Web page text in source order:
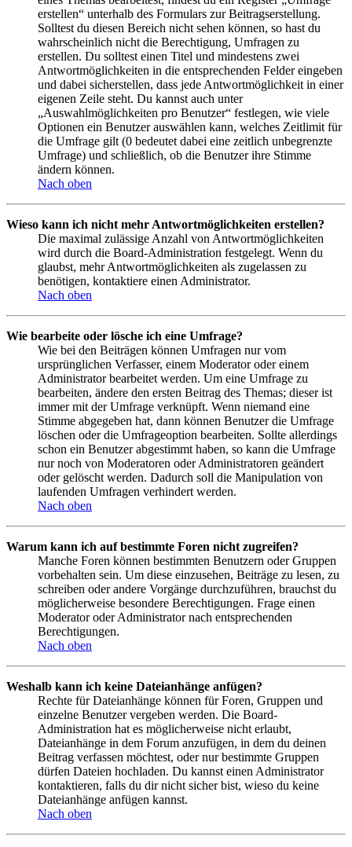
erstellen“ unterhalb des Formulars zur Beitragserstellung.
Solltest du diesen Bereich nicht sehen können, so hast du
wahrscheinlich nicht die Berechtigung, Umfragen zu
erstellen. Du solltest einen Titel und mindestens zwei
Antwortmöglichkeiten in die entsprechenden Felder eingeben
und dabei sicherstellen, dass jede Antwortmöglichkeit in einer
eigenen Zeile steht. Du kannst auch unter
„Auswahlmöglichkeiten pro Benutzer“ festlegen, wie viele
Optionen ein Benutzer auswählen kann, welches Zeitlimit für
die Umfrage gilt (0 bedeutet dabei eine zeitlich unbegrenzte
Umfrage) und schließlich, ob die Benutzer ihre Stimme
ändern können.
Nach oben
Wieso kann ich nicht mehr Antwortmöglichkeiten erstellen?
Die maximal zulässige Anzahl von Antwortmöglichkeiten
wird durch die Board-Administration festgelegt. Wenn du
glaubst, mehr Antwortmöglichkeiten als zugelassen zu
benötigen, kontaktiere einen Administrator.
Nach oben
Wie bearbeite oder lösche ich eine Umfrage?
Wie bei den Beiträgen können Umfragen nur vom
ursprünglichen Verfasser, einem Moderator oder einem
Administrator bearbeitet werden. Um eine Umfrage zu
bearbeiten, ändere den ersten Beitrag des Themas; dieser ist
immer mit der Umfrage verknüpft. Wenn niemand eine
Stimme abgegeben hat, dann können Benutzer die Umfrage
löschen oder die Umfrageoption bearbeiten. Sollte allerdings
schon ein Benutzer abgestimmt haben, so kann die Umfrage
nur noch von Moderatoren oder Administratoren geändert
oder gelöscht werden. Dadurch soll die Manipulation von
laufenden Umfragen verhindert werden.
Nach oben
Warum kann ich auf bestimmte Foren nicht zugreifen?
Manche Foren können bestimmten Benutzern oder Gruppen
vorbehalten sein. Um diese einzusehen, Beiträge zu lesen, zu
schreiben oder andere Vorgänge durchzuführen, brauchst du
möglicherweise besondere Berechtigungen. Frage einen
Moderator oder Administrator nach entsprechenden
Berechtigungen.
Nach oben
Weshalb kann ich keine Dateianhänge anfügen?
Rechte für Dateianhänge können für Foren, Gruppen und
einzelne Benutzer vergeben werden. Die Board-
Administration hat es möglicherweise nicht erlaubt,
Dateianhänge in dem Forum anzufügen, in dem du deinen
Beitrag verfassen möchtest, oder nur bestimmte Gruppen
dürfen Dateien hochladen. Du kannst einen Administrator
kontaktieren, falls du dir nicht sicher bist, wieso du keine
Dateianhänge anfügen kannst.
Nach oben